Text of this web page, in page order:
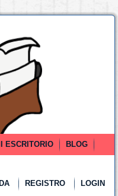
ESCRITORIO
BLOG
REGISTRO LOGIN